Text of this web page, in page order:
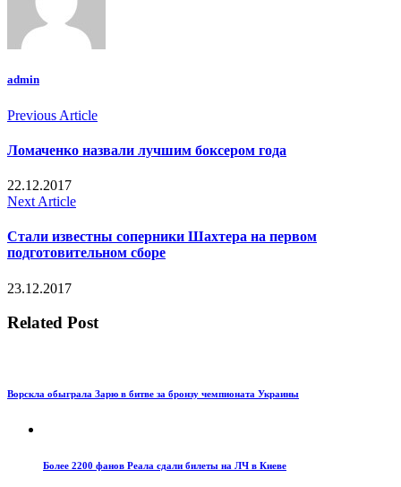
admin
Previous Article
Ломаченко назвали лучшим боксером года
22.12.2017
Next Article
Стали известны соперники Шахтера на первом
подготовительном сборе
23.12.2017
Related Post
Ворскла обыграла Зарю в битве за бронзу чемпионата Украины
Более 2200 фанов Реала сдали билеты на ЛЧ в Киеве